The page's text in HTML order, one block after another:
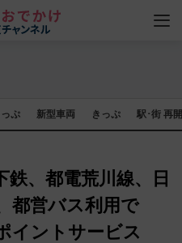
ぷ 新型車両 きっぷ 駅･街 再
鉄、都電荒川線、日
都営バス利用で
イントサービス